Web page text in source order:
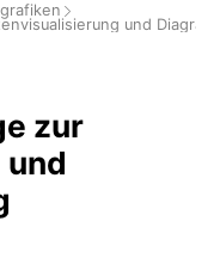
und
zur